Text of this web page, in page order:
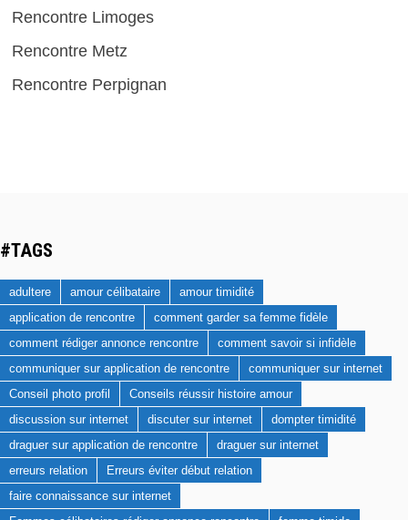
Rencontre Limoges
Rencontre Metz
Rencontre Perpignan
#TAGS
adultere amour célibataire
amour timidité
application de rencontre
comment garder sa femme fidèle
comment rédiger annonce rencontre
comment savoir si infidèle
communiquer sur application de rencontre
communiquer sur internet
Conseil photo profil
Conseils réussir histoire amour
discussion sur internet
discuter sur internet
dompter timidité
draguer sur application de rencontre
draguer sur internet
erreurs relation
Erreurs éviter début relation
faire connaissance sur internet